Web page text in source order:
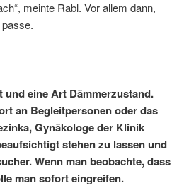
meinte Rabl. Vor allem dann,
eine Art Dämmerzustand.
an Begleitpersonen oder das
Gynäkologe der Klinik
stehen zu lassen und
Wenn man beobachte, dass
man sofort eingreifen.